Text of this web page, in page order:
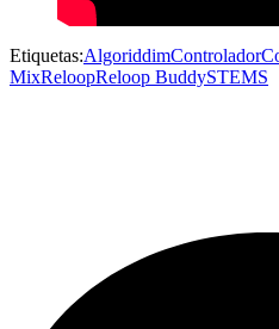
Etiquetas:AlgoriddimControlador
MixReloopReloop BuddySTEMS